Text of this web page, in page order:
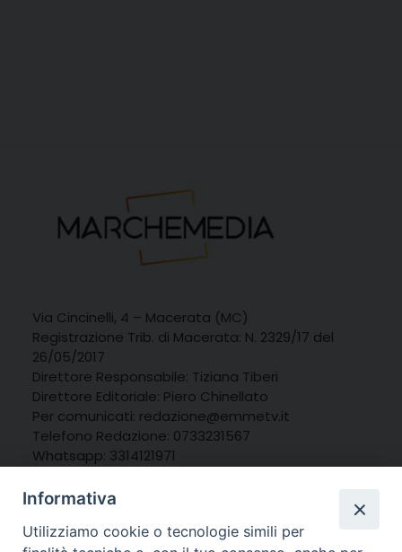
Via Cincinelli, 4 – Macerata (MC)
Registrazione Trib. di Macerata: N. 2329/17 del
26/05/2017
Direttore Responsabile: Tiziana Tiberi
Direttore Editoriale: Piero Chinellato
Per comunicati: redazione@emmetv.it
Telefono Redazione: 0733231567
Whatsapp: 3314121971
Informativa
Utilizziamo cookie o tecnologie simili per